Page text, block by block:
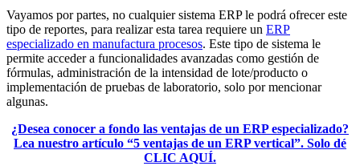
Vayamos por partes, no cualquier sistema ERP le podrá ofrecer este
tipo de reportes, para realizar esta tarea requiere un ERP
especializado en manufactura procesos. Este tipo de sistema le
permite acceder a funcionalidades avanzadas como gestión de
fórmulas, administración de la intensidad de lote/producto o
implementación de pruebas de laboratorio, solo por mencionar
algunas.
¿Desea conocer a fondo las ventajas de un ERP especializado?
Lea nuestro artículo “5 ventajas de un ERP vertical”. Solo dé
CLIC AQUÍ.